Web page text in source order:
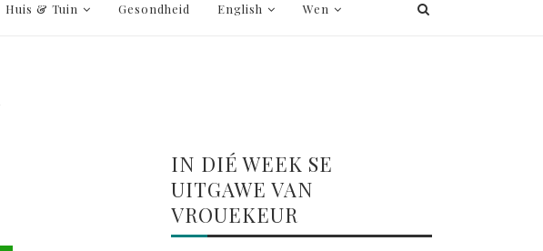
Huis & Tuin Gesondheid English Wen
IN DIÉ WEEK SE
UITGAWE VAN
VROUEKEUR